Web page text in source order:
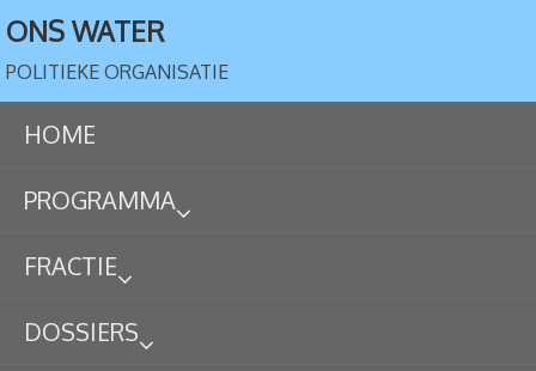
ONS WATER
POLITIEKE ORGANISATIE
HOME
PROGRAMMA
FRACTIE
DOSSIERS